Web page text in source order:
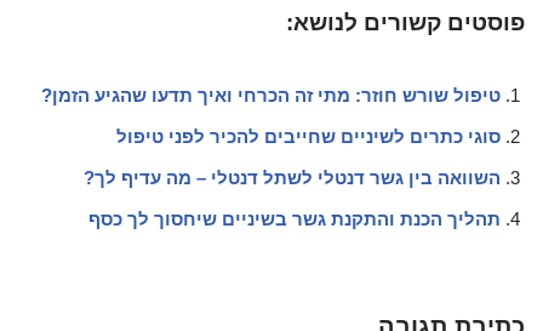
פוסטים קשורים לנושא:
טיפול שורש חוזר: מתי זה הכרחי ואיך תדעו שהגיע הזמן?
סוגי כתרים לשיניים שחייבים להכיר לפני טיפול
השוואה בין גשר דנטלי לשתל דנטלי – מה עדיף לך?
תהליך הכנת והתקנת גשר בשיניים שיחסוך לך כסף